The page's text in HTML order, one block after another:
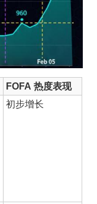
FOFA 热度表现
初步增长